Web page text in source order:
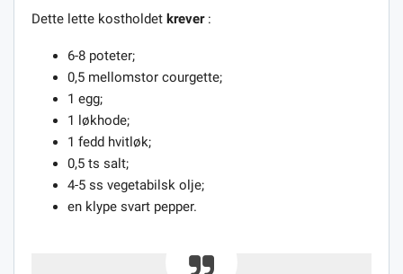
Dette lette kostholdet krever:
6-8 poteter;
0,5 mellomstor courgette;
1 egg;
1 løkhode;
1 fedd hvitløk;
0,5 ts salt;
4-5 ss vegetabilsk olje;
en klype svart pepper.